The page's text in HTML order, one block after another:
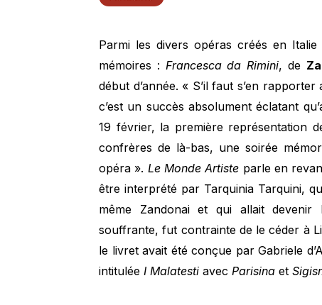
Parmi les divers opéras créés en
mémoires : Francesca da Rimini, de
début d’année. « S’il faut s’en
c’est un succès absolument éclatant
19 février, la première représentation
confrères de là-bas, une soirée
opéra ». Le Monde Artiste parle en
être interprété par Tarquinia Tarquini,
même Zandonai et qui allait devenir
souffrante, fut contrainte de le céder à
le livret avait été conçue par Gabriele
intitulée I Malatestiavec Parisina et